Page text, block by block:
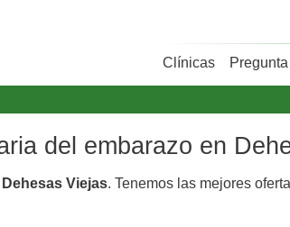
Clínicas
del embarazo en
Viejas. Tenemos las mejores